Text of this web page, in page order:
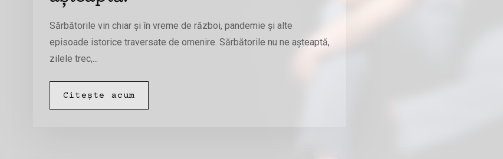
Sărbătorile vin chiar și în vreme de război, pandemie și alte
episoade istorice traversate de omenire. Sărbătorile nu ne așteaptă,
zilele trec,...
Citește acum